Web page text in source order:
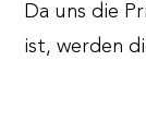
Da uns die
ist, werden